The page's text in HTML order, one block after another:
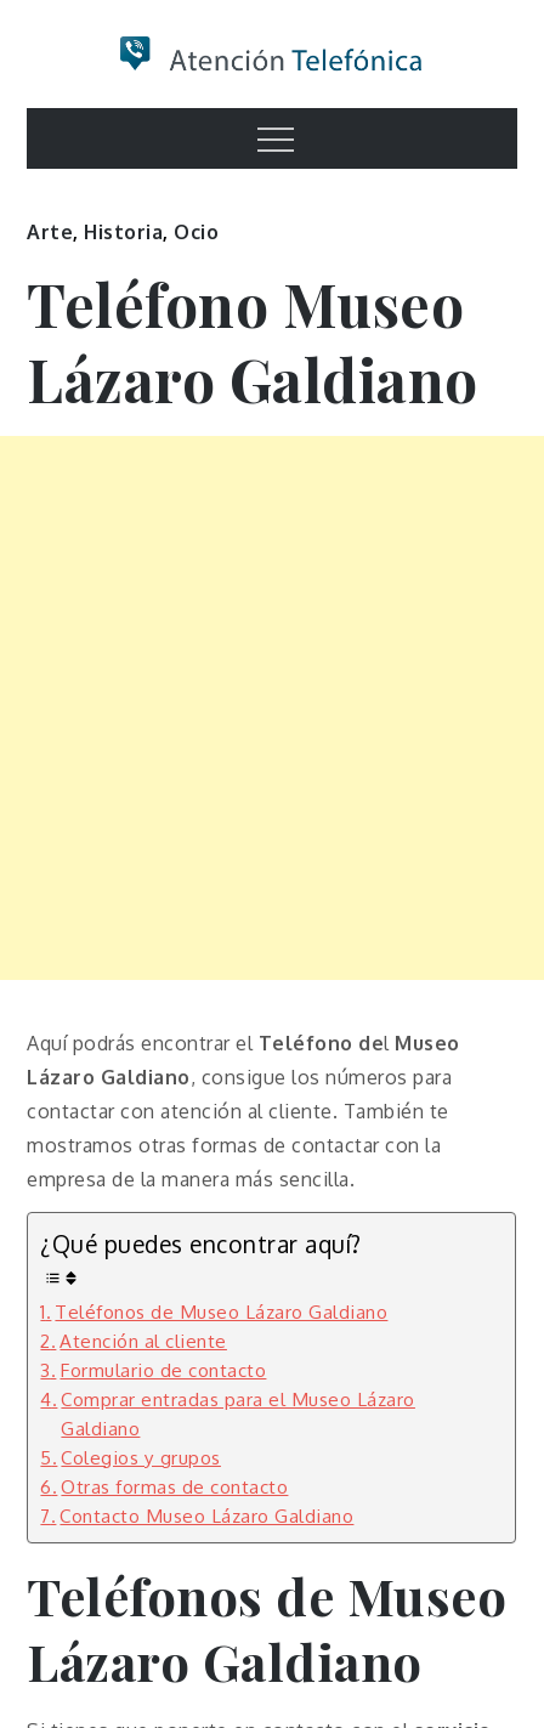
Numero de
Información
Menu
Arte, Historia, Ocio
Teléfono Museo
Lázaro Galdiano
Aquí podrás encontrar el Teléfono del Museo
Lázaro Galdiano, consigue los números para
contactar con atención al cliente. También te
mostramos otras formas de contactar con la
empresa de la manera más sencilla.
¿Qué puedes encontrar aquí?
Teléfonos de Museo Lázaro Galdiano
Atención al cliente
Formulario de contacto
Comprar entradas para el Museo Lázaro
Galdiano
Colegios y grupos
Otras formas de contacto
Contacto Museo Lázaro Galdiano
Teléfonos de Museo
Lázaro Galdiano